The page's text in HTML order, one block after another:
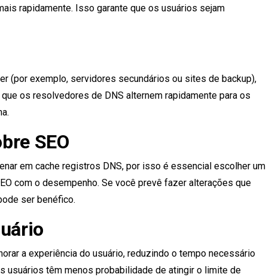
rapidamente. Isso garante que os usuários sejam
(por exemplo, servidores secundários ou sites de backup),
os resolvedores de DNS alternem rapidamente para os
SEO
em cache registros DNS, por isso é essencial escolher um
com o desempenho. Se você prevê fazer alterações que
ser benéfico.
a experiência do usuário, reduzindo o tempo necessário
usuários têm menos probabilidade de atingir o limite de